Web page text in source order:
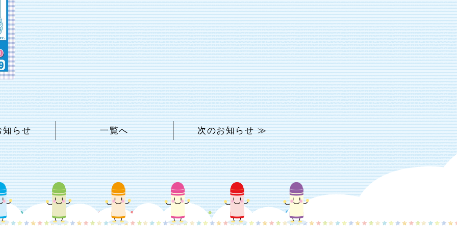
らせ 一覧へ 次のお知らせ ≫